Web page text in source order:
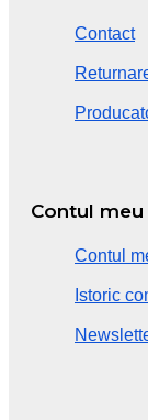
Contact
Contul meu
Contul
Istoric